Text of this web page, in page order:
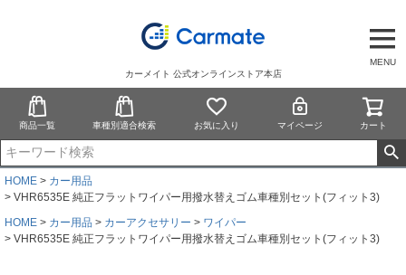
MENU
カーメイト 公式オンラインストア本店
商品一覧 車種別適合検索 お気に入り マイページ カート
HOME
カー用品
VHR6535E 純正フラットワイパー用撥水替えゴム車種別セット(フィット3)
HOME
カー用品 カーアクセサリー
ワイパー
VHR6535E 純正フラットワイパー用撥水替えゴム車種別セット(フィット3)